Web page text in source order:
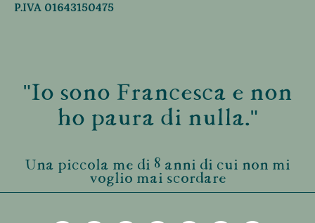
P.IVA 01643150475
"Io sono Francesca e non
ho paura di nulla."
Una piccola me di 8 anni di cui non mi
voglio mai scordare